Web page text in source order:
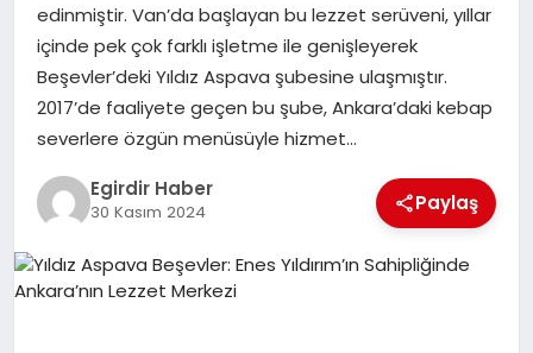
TEKNOLOJI
YAŞAM
edinmiştir. Van’da başlayan bu lezzet serüveni, yıllar
içinde pek çok farklı işletme ile genişleyerek
Beşevler’deki Yıldız Aspava şubesine ulaşmıştır.
2017’de faaliyete geçen bu şube, Ankara’daki kebap
severlere özgün menüsüyle hizmet…
Egirdir Haber
30 Kasım 2024 Paylaş